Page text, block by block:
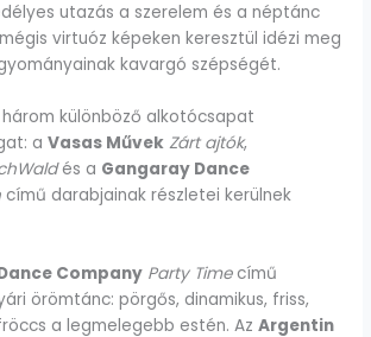
utazás a szerelem és a néptánc
virtuóz képeken keresztül idézi meg
kavargó szépségét.
különböző alkotócsapat
aVasas Művek Zárt ajtók,
és a Gangaray Dance
című darabjainak részletei kerülnek
Company Party Timecímű
örömtánc: pörgős, dinamikus, friss,
a legmelegebb estén. AzArgentin